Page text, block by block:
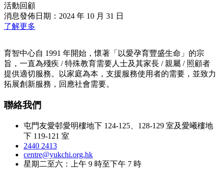
活動回顧
消息發佈日期：2024 年 10 月 31 日
了解更多
育智中心自 1991 年開始，懷著「以愛孕育豐盛生命」的宗
旨，一直為殘疾 / 特殊教育需要人士及其家長 / 親屬 / 照顧者
提供適切服務。以家庭為本，支援服務使用者的需要，並致力
拓展創新服務，回應社會需要。
聯絡我們
屯門友愛邨愛明樓地下 124-125、128-129 室及愛曦樓地
下 119-121 室
2440 2413
centre@yukchi.org.hk
星期二至六：上午 9 時至下午 7 時